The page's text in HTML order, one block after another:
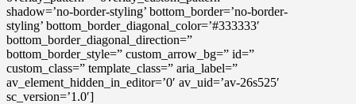
shadow=’no-border-styling’ bottom_border=’no-border-
styling’ bottom_border_diagonal_color=’#333333′
bottom_border_diagonal_direction=”
bottom_border_style=” custom_arrow_bg=” id=”
custom_class=” template_class=” aria_label=”
av_element_hidden_in_editor=’0′ av_uid=’av-26s525′
sc_version=’1.0′]